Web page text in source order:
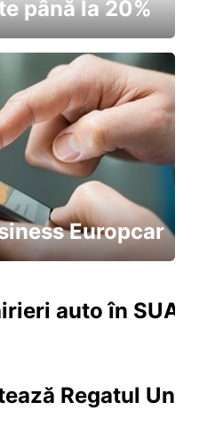
până la 20%
Europcar
auto în SUA
Regatul Unit